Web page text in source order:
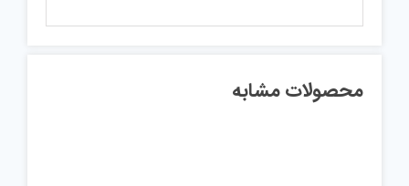
محصولات مشابه